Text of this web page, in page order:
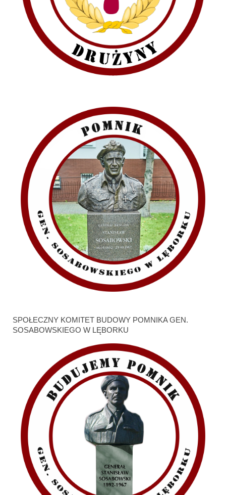
SPOŁECZNY KOMITET BUDOWY POMNIKA GEN.
SOSABOWSKIEGO W LĘBORKU